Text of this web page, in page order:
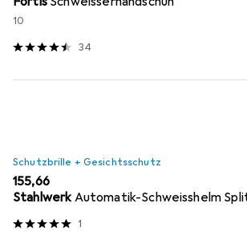
10
34
Schutzbrille + Gesichtsschutz
EUR
155,66
StahlwerkAutomatik-Schweisshelm
1